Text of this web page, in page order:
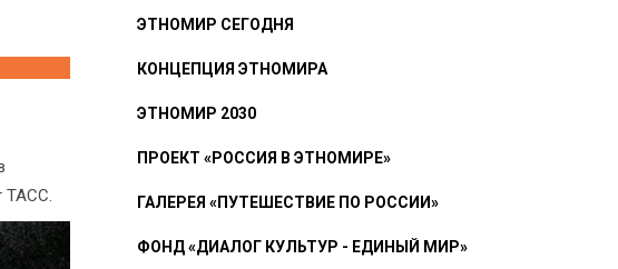
ТАСС.
ЭТНОМИР СЕГОДНЯ
КОНЦЕПЦИЯ ЭТНОМИРА
ЭТНОМИР 2030
ПРОЕКТ «РОССИЯ В ЭТНОМИРЕ»
ГАЛЕРЕЯ «ПУТЕШЕСТВИЕ ПО РОССИИ»
ФОНД «ДИАЛОГ КУЛЬТУР - ЕДИНЫЙ МИР»